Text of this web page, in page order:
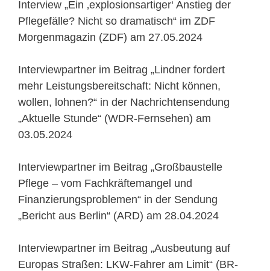
Interview „Ein ‚explosionsartiger‘ Anstieg der
Pflegefälle? Nicht so dramatisch“ im ZDF
Morgenmagazin (ZDF) am 27.05.2024
Interviewpartner im Beitrag „Lindner fordert
mehr Leistungsbereitschaft: Nicht können,
wollen, lohnen?“ in der Nachrichtensendung
„Aktuelle Stunde“ (WDR-Fernsehen) am
03.05.2024
Interviewpartner im Beitrag „Großbaustelle
Pflege – vom Fachkräftemangel und
Finanzierungsproblemen“ in der Sendung
„Bericht aus Berlin“ (ARD) am 28.04.2024
Interviewpartner im Beitrag „Ausbeutung auf
Europas Straßen: LKW-Fahrer am Limit“ (BR-